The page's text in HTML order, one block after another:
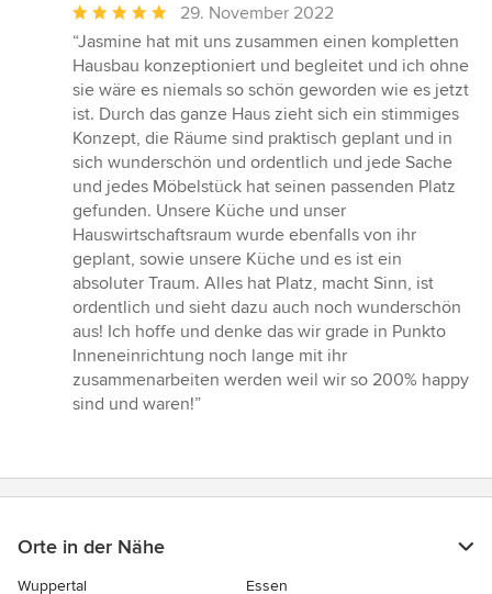
Durchschnittliche
Bewertung:
5
von
5
Sternen
29. November 2022
“Jasmine hat mit uns zusammen einen kompletten
Hausbau konzeptioniert und begleitet und ich ohne
sie wäre es niemals so schön geworden wie es jetzt
ist. Durch das ganze Haus zieht sich ein stimmiges
Konzept, die Räume sind praktisch geplant und in
sich wunderschön und ordentlich und jede Sache
und jedes Möbelstück hat seinen passenden Platz
gefunden. Unsere Küche und unser
Hauswirtschaftsraum wurde ebenfalls von ihr
geplant, sowie unsere Küche und es ist ein
absoluter Traum. Alles hat Platz, macht Sinn, ist
ordentlich und sieht dazu auch noch wunderschön
aus! Ich hoffe und denke das wir grade in Punkto
Inneneinrichtung noch lange mit ihr
zusammenarbeiten werden weil wir so 200% happy
sind und waren!”
Orte in der Nähe
Wuppertal
Essen